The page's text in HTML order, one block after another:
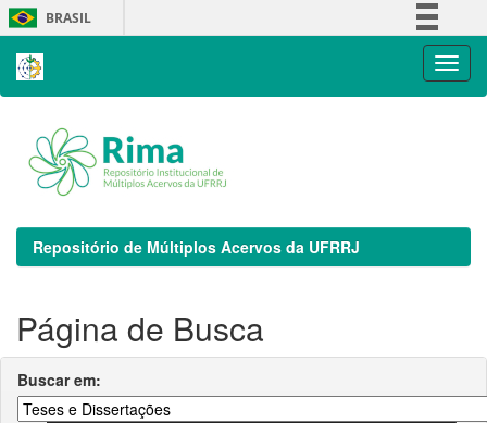
Skip
navigation
BRASIL
Repositório de Múltiplos Acervos da UFRRJ
Página de Busca
Buscar em: